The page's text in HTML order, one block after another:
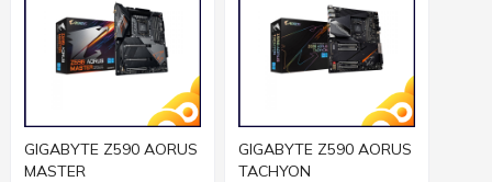
GIGABYTE Z590 AORUS
MASTER
GIGABYTE Z590 AORUS
TACHYON